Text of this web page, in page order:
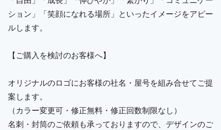
ション」「笑顔になれる場所」といったイメージをアピー
ルします。
【ご購入を検討のお客様へ】
オリジナルのロゴにお客様の社名・屋号を組み合せてご提
案します。
（カラー変更可・修正無料・修正回数制限なし）
名刺・封筒のご依頼も承っておりますので、デザインのご